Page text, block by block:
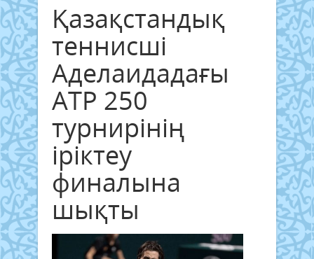
Қазақстандық
теннисші
Аделаидадағы
ATP 250
турнирінің
іріктеу
финалына
шықты